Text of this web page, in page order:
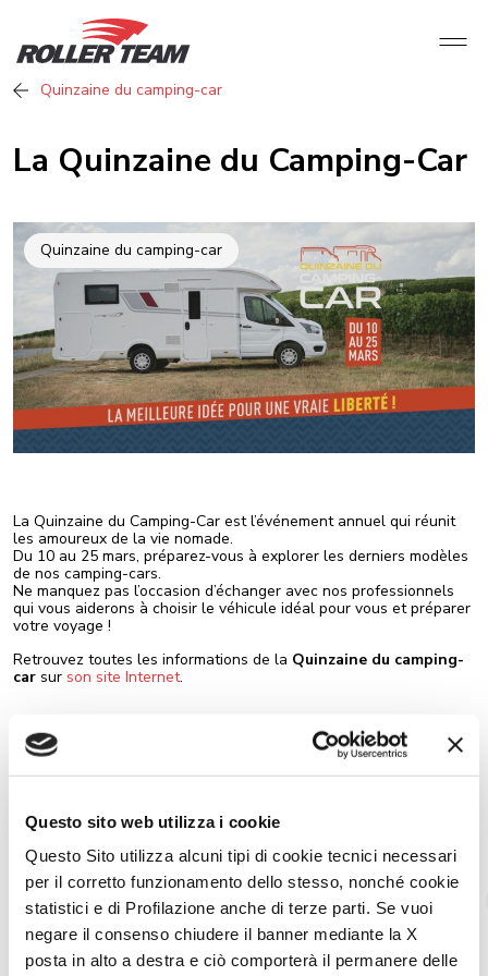
Questo sito web utilizza i cookie
Questo Sito utilizza alcuni tipi di cookie tecnici necessari
per il corretto funzionamento dello stesso, nonché cookie
statistici e di Profilazione anche di terze parti. Se vuoi
negare il consenso chiudere il banner mediante la X
posta in alto a destra e ciò comporterà il permanere delle
Quinzaine du camping-car
La Quinzaine du Camping-Car
Quinzaine du camping-car
La Quinzaine du Camping-Car est l’événement annuel qui réunit
les amoureux de la vie nomade.
Du 10 au 25 mars, préparez-vous à explorer les derniers modèles
de nos camping-cars.
Ne manquez pas l’occasion d’échanger avec nos professionnels
qui vous aiderons à choisir le véhicule idéal pour vous et préparer
votre voyage !
Retrouvez toutes les informations de la Quinzaine du camping-
car sur son site Internet.
Partagez l’actualité sur les réseaux sociaux
Quinzaine du camping-car